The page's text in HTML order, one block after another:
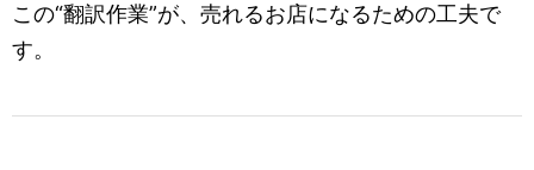
この“翻訳作業”が、売れるお店になるための工夫で
す。